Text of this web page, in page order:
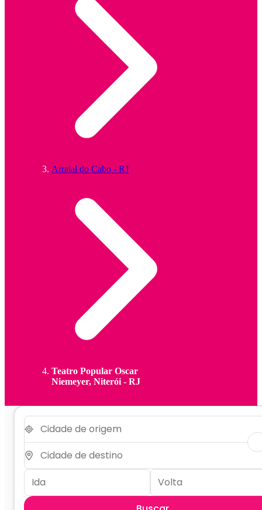
Arraial do Cabo - RJ
Teatro Popular Oscar
Niemeyer, Niterói - RJ